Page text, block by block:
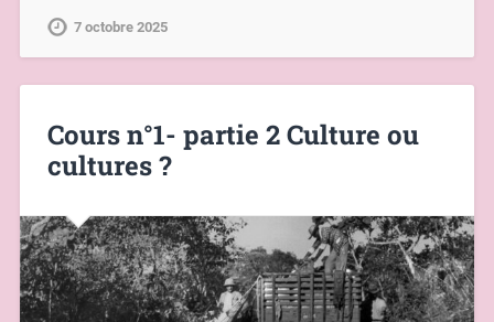
7 octobre 2025
Cours n°1- partie 2 Culture ou
cultures ?